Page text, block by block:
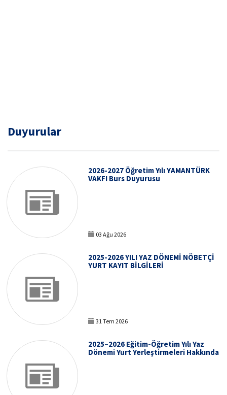
Duyurular
2026-2027 Öğretim Yılı YAMANTÜRK
VAKFI Burs Duyurusu
03 Ağu 2026
2025-2026 YILI YAZ DÖNEMİ NÖBETÇİ
YURT KAYIT BİLGİLERİ
31 Tem 2026
2025–2026 Eğitim-Öğretim Yılı Yaz
Dönemi Yurt Yerleştirmeleri Hakkında